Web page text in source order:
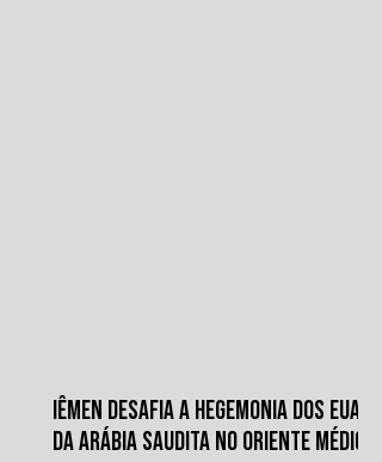
IÊMEN DESAFIA A HEGEMONIA DOS EUA E
DA ARÁBIA SAUDITA NO ORIENTE MÉDIO